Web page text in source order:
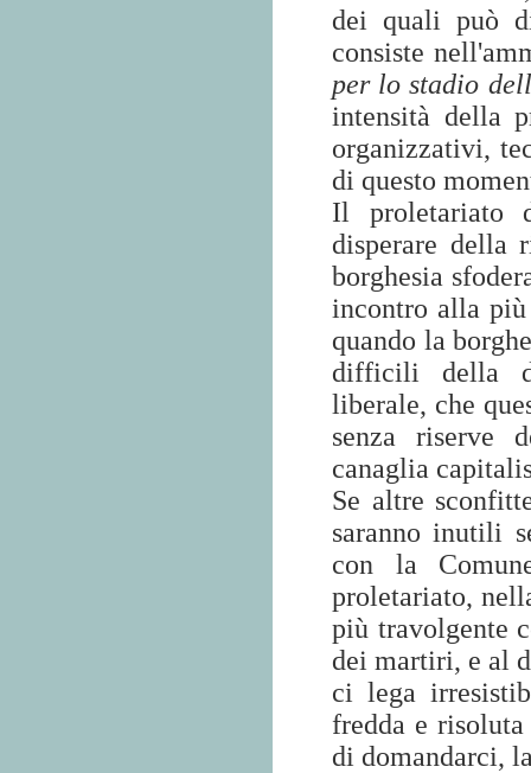
dei quali può
consiste
per lo stadio
intensità della
organizzativi,
di questo
Il proletariato
disperare della
borghesia
incontro alla
quando la
difficili della
liberale, che
senza riserve
canaglia
Se altre
saranno inutili
con la
proletariato,
più travolgente
dei martiri, e al
ci lega
fredda e
di domandarci,